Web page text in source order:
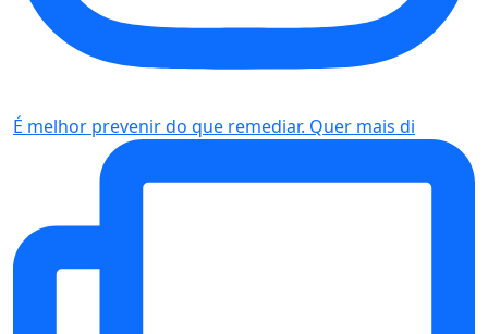
É melhor prevenir do que remediar. Quer mais di